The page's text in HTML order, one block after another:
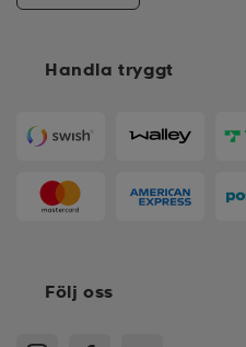
Handla tryggt
Följ oss